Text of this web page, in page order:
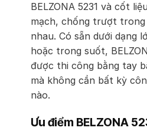
BELZONA 5231 và cốt
mạch, chống trượt trong
nhau. Có sẵn dưới dạng
hoặc trong suốt,
được thi công bằng tay
mà không cần bất kỳ
nào.
Ưu điểm BELZONA